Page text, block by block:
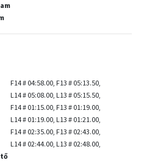
F14 # 04:58.00, F13 # 05:13.50,
L14 # 05:08.00, L13 # 05:15.50,
F14 # 01:15.00, F13 # 01:19.00,
L14 # 01:19.00, L13 # 01:21.00,
F14 # 02:35.00, F13 # 02:43.00,
L14 # 02:44.00, L13 # 02:48.00,